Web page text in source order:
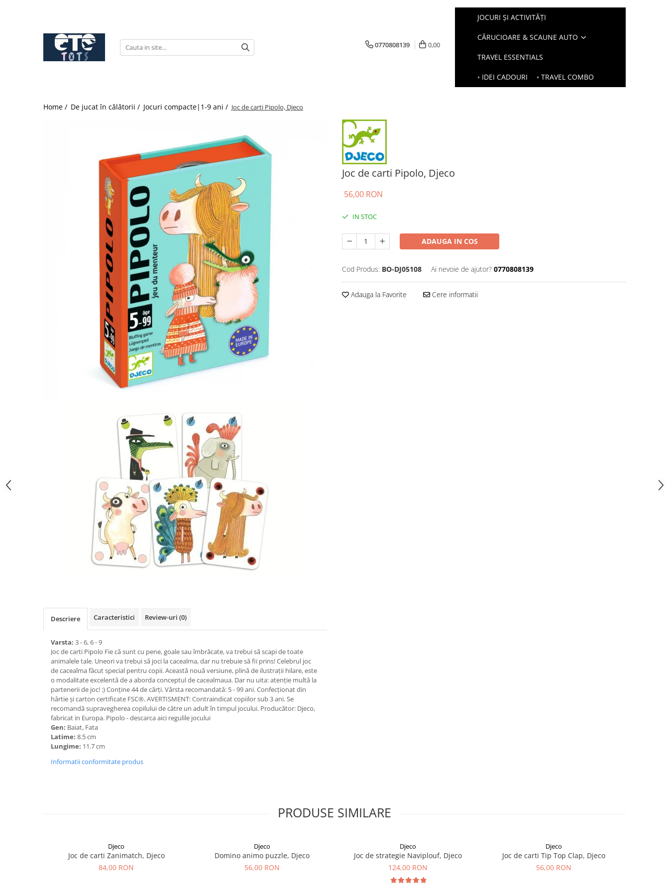
CĂRUCIOARE & SCAUNE AUTO
cărucioare YOYO
0770808139 0,00
JOCURI ȘI ACTIVITĂȚI
CĂRUCIOARE & SCAUNE AUTO
TRAVEL ESSENTIALS
◦ IDEI CADOURI ◦ TRAVEL COMBO
Home / De jucat în călătorii / Jocuri compacte|1-9 ani / Joc de carti Pipolo, Djeco
Joc de carti Pipolo, Djeco
56,00 RON
IN STOC
ADAUGA IN COS
Cod Produs: BO-DJ05108 Ai nevoie de ajutor? 0770808139
Adauga la Favorite Cere informatii
Descriere Caracteristici Review-uri (0)
Varsta: 3 - 6, 6 - 9
Joc de carti Pipolo Fie că sunt cu pene, goale sau îmbrăcate, va trebui să scapi de toate
animalele tale. Uneori va trebui să joci la cacealma, dar nu trebuie să fii prins! Celebrul joc
de cacealma făcut special pentru copii. Această nouă versiune, plină de ilustrații hilare, este
o modalitate excelentă de a aborda conceptul de cacealmaua. Dar nu uita: atenție multă la
partenerii de joc! :) Conţine 44 de cărţi. Vârsta recomandată: 5 - 99 ani. Confecționat din
hârtie și carton certificate FSC®. AVERTISMENT: Contraindicat copiilor sub 3 ani. Se
recomandă supravegherea copilului de către un adult în timpul jocului. Producător: Djeco,
fabricat in Europa. Pipolo - descarca aici regulile jocului
Gen: Baiat, Fata
Latime: 8.5 cm
Lungime: 11.7 cm
Informatii conformitate produs
PRODUSE SIMILARE
Djeco
Joc de carti Zanimatch, Djeco
84,00 RON
Djeco
Domino animo puzzle, Djeco
56,00 RON
Djeco
Joc de strategie Naviplouf, Djeco
124,00 RON
Djeco
Joc de carti Tip Top Clap, Djeco
56,00 RON